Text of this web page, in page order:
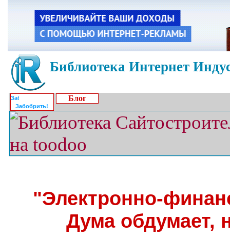
Библиотека Интернет
Забобрить!
Блог
"Электронно-
Дума обдумает,